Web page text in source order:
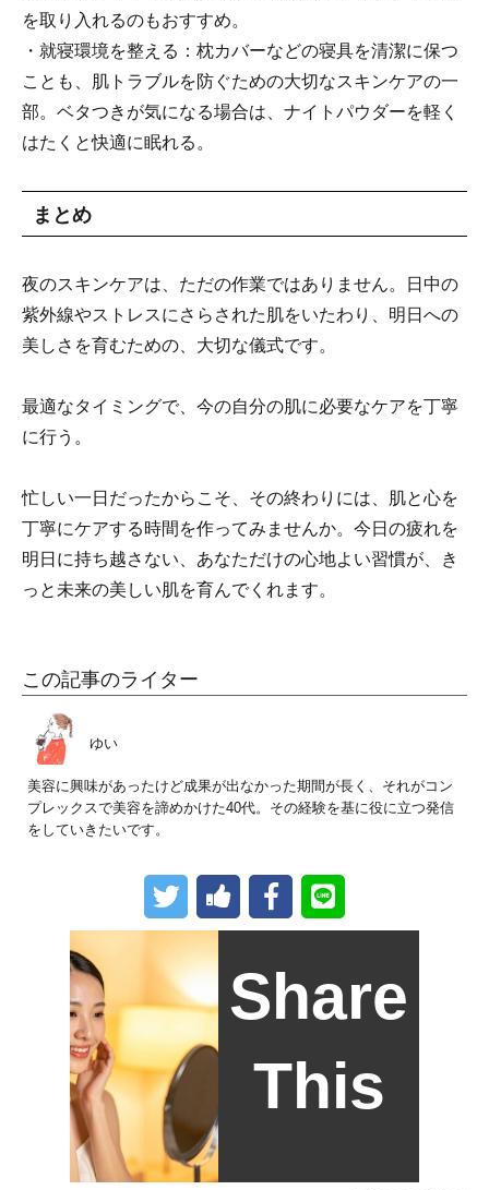
を取り入れるのもおすすめ。
・就寝環境を整える：枕カバーなどの寝具を清潔に保つ
ことも、肌トラブルを防ぐための大切なスキンケアの一
部。ベタつきが気になる場合は、ナイトパウダーを軽く
はたくと快適に眠れる。
まとめ
夜のスキンケアは、ただの作業ではありません。日中の
紫外線やストレスにさらされた肌をいたわり、明日への
美しさを育むための、大切な儀式です。
最適なタイミングで、今の自分の肌に必要なケアを丁寧
に行う。
忙しい一日だったからこそ、その終わりには、肌と心を
丁寧にケアする時間を作ってみませんか。今日の疲れを
明日に持ち越さない、あなただけの心地よい習慣が、き
っと未来の美しい肌を育んでくれます。
この記事のライター
ゆい
美容に興味があったけど成果が出なかった期間が長く、それがコン
プレックスで美容を諦めかけた40代。その経験を基に役に立つ発信
をしていきたいです。
Share
This